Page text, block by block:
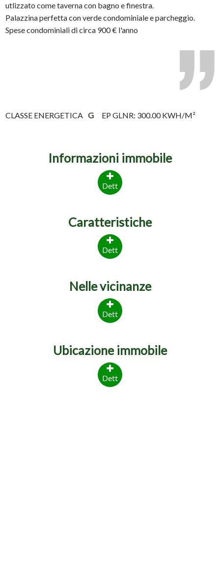
utlizzato come taverna con bagno e finestra.
Palazzina perfetta con verde condominiale e parcheggio.
Spese condominiali di circa 900 € l'anno
CLASSE ENERGETICA G EP GLNR: 300.00 KWH/M²
Informazioni immobile
Dett
Caratteristiche
Dett
Nelle vicinanze
Dett
Ubicazione immobile
Dett